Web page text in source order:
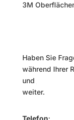
3M
Haben Sie
während Ihrer
und
weiter.